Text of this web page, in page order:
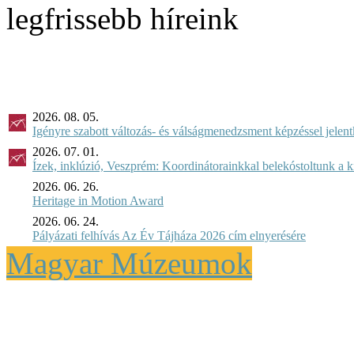
legfrissebb híreink
2026. 08. 05.
Igényre szabott változás- és válságmenedzsment képzéssel
2026. 07. 01.
Ízek, inklúzió, Veszprém: Koordinátorainkkal belekóstoltunk a
2026. 06. 26.
Heritage in Motion Award
2026. 06. 24.
Pályázati felhívás Az Év Tájháza 2026 cím elnyerésére
Magyar Múzeumok